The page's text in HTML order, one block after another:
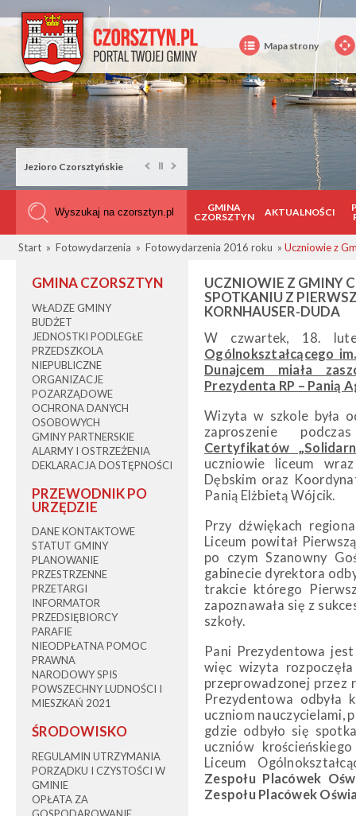
Mapa strony
Rower na Górze Wdżar
GMINA
CZORSZTYN
AKTUALNOŚCI
Start » Fotowydarzenia » Fotowydarzenia 2016 roku » Uczniowie z
GMINA CZORSZTYN
WŁADZE GMINY
BUDŻET
JEDNOSTKI PODLEGŁE
PRZEDSZKOLA
NIEPUBLICZNE
ORGANIZACJE
POZARZĄDOWE
OCHRONA DANYCH
OSOBOWYCH
GMINY PARTNERSKIE
ALARMY I OSTRZEŻENIA
DEKLARACJA DOSTĘPNOŚCI
PRZEWODNIK PO
URZĘDZIE
DANE KONTAKTOWE
STATUT GMINY
PLANOWANIE
PRZESTRZENNE
PRZETARGI
INFORMATOR
PRZEDSIĘBIORCY
PARAFIE
NIEODPŁATNA POMOC
PRAWNA
NARODOWY SPIS
POWSZECHNY LUDNOŚCI I
MIESZKAŃ 2021
ŚRODOWISKO
REGULAMIN UTRZYMANIA
PORZĄDKU I CZYSTOŚCI W
GMINIE
OPŁATA ZA
GOSPODAROWANIE
UCZNIOWIE Z GMINY
SPOTKANIU Z
KORNHAUSER-DUDA
W czwartek, 18.
Ogólnokształcącego
Dunajcem miała
Prezydenta RP – Panią
Wizyta w szkole była
zaproszenie
Certyfikatów
uczniowie liceum
Dębskim oraz
Panią Elżbietą Wójcik.
Przy dźwiękach
Liceum powitał
po czym Szanowny
gabinecie dyrektora
trakcie którego
zapoznawała się z
szkoły.
Pani Prezydentowa
więc wizyta
przeprowadzonej przez
Prezydentowa odbyła
uczniom nauczycielami,
gdzie odbyło się
uczniów
Liceum
Zespołu Placówek
Zespołu Placówek